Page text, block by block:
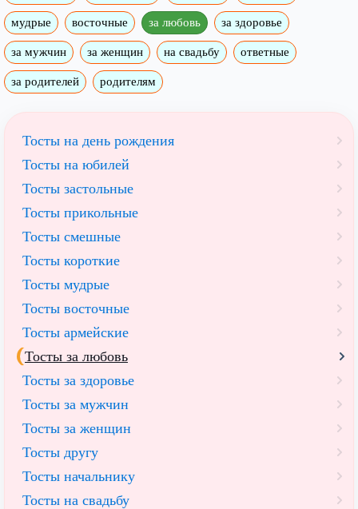
мудрые восточные за любовь за здоровье
за мужчин за женщин на свадьбу ответные
за родителей родителям
Тосты на день рождения
Тосты на юбилей
Тосты застольные
Тосты прикольные
Тосты смешные
Тосты короткие
Тосты мудрые
Тосты восточные
Тосты армейские
Тосты за любовь
Тосты за здоровье
Тосты за мужчин
Тосты за женщин
Тосты другу
Тосты начальнику
Тосты на свадьбу